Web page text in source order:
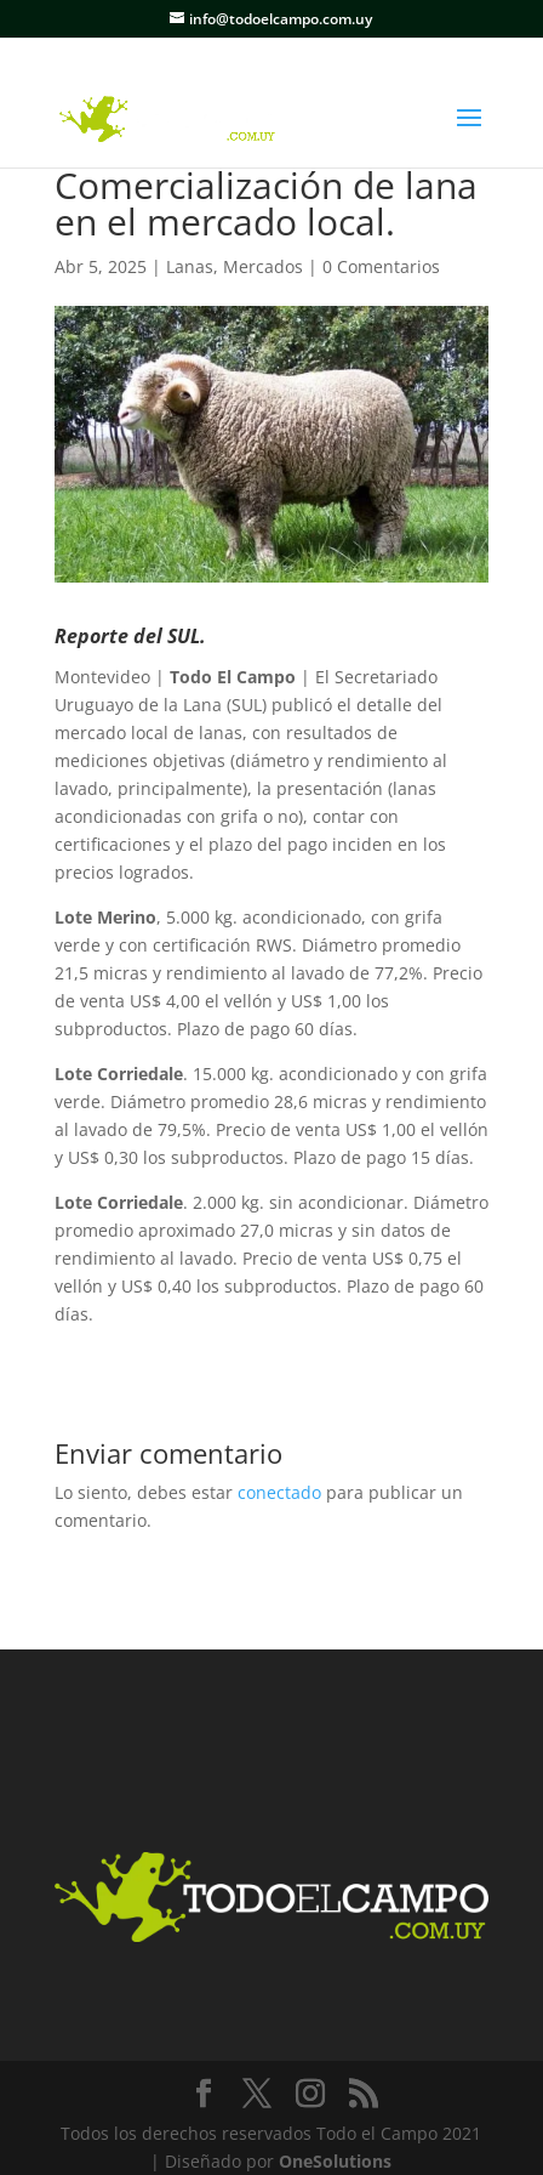
info@todoelcampo.com.uy
Comercialización de lana
en el mercado local.
Abr 5, 2025| Lanas, Mercados | 0 Comentarios
Reporte del SUL.
Montevideo | Todo El Campo | El Secretariado
Uruguayo de la Lana (SUL) publicó el detalle del
mercado local de lanas, con resultados de
mediciones objetivas (diámetro y rendimiento al
lavado, principalmente), la presentación (lanas
acondicionadas con grifa o no), contar con
certificaciones y el plazo del pago inciden en los
precios logrados.
Lote Merino, 5.000 kg. acondicionado, con grifa
verde y con certificación RWS. Diámetro promedio
21,5 micras y rendimiento al lavado de 77,2%. Precio
de venta US$ 4,00 el vellón y US$ 1,00 los
subproductos. Plazo de pago 60 días.
Lote Corriedale. 15.000 kg. acondicionado y con grifa
verde. Diámetro promedio 28,6 micras y rendimiento
al lavado de 79,5%. Precio de venta US$ 1,00 el vellón
y US$ 0,30 los subproductos. Plazo de pago 15 días.
Lote Corriedale. 2.000 kg. sin acondicionar. Diámetro
promedio aproximado 27,0 micras y sin datos de
rendimiento al lavado. Precio de venta US$ 0,75 el
vellón y US$ 0,40 los subproductos. Plazo de pago 60
días.
Enviar comentario
Lo siento, debes estar conectadopara publicar un
comentario.
Todos los derechos reservados Todo el Campo 2021
| Diseñado por OneSolutions
Facebook